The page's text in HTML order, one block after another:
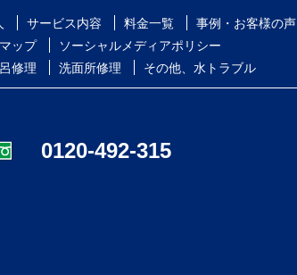
サービス内容 料金一覧 事例・お客様の声
ップ
ソーシャルメディアポリシー
修理 洗面所修理 その他、水トラブル
0120-492-315